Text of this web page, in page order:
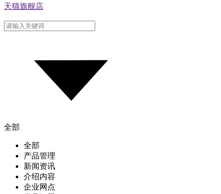
天猫旗舰店
全部
全部
产品管理
新闻资讯
介绍内容
企业网点